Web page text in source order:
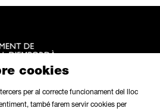
cookies
per al correcte funcionament del lloc
també farem servir cookies per